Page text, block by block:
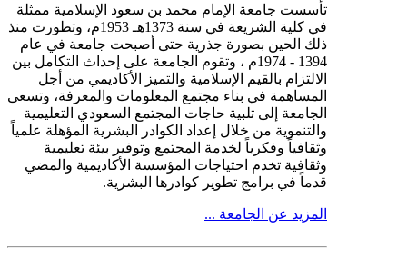
تأسست جامعة الإمام محمد بن سعود الإسلامية ممثلة
في كلية الشريعة في سنة 1373هـ 1953م، وتطورت منذ
ذلك الحين بصورة جذرية حتى أصبحت جامعة في عام
1394 - 1974م ، وتقوم الجامعة على إحداث التكامل بين
الالتزام بالقيم الإسلامية والتميز الأكاديمي من أجل
المساهمة في بناء مجتمع المعلومات والمعرفة، وتسعى
الجامعة إلى تلبية حاجات المجتمع السعودي التعليمية
والتنموية من خلال إعداد الكوادر البشرية المؤهلة علمياً
وثقافياً وفكرياً لخدمة المجتمع وتوفير بيئة تعليمية
وثقافية تخدم احتياجات المؤسسة الأكاديمية والمضي
قدماً في برامج تطوير كوادرها البشرية.
المزيد عن الجامعة ...